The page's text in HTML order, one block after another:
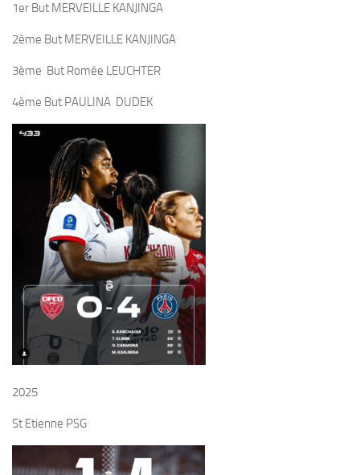
1er But MERVEILLE KANJINGA
2ème But MERVEILLE KANJINGA
3ème But Romée LEUCHTER
4ème But PAULINA DUDEK
2025
St Etienne PSG